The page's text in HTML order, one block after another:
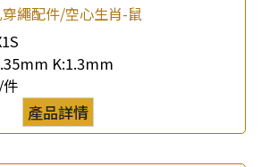
繩配件/空心生肖-鼠
K:1.3mm
產品詳情